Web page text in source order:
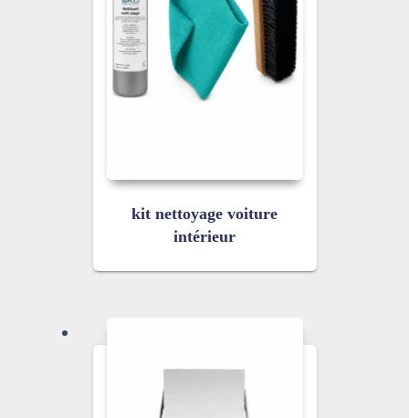
kit nettoyage voiture
intérieur